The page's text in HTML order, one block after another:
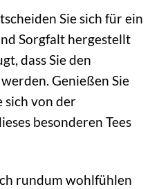
Sie sich für ein
Sorgfalt hergestellt
dass Sie den
Genießen Sie
sich von der
besonderen Tees
rundum wohlfühlen